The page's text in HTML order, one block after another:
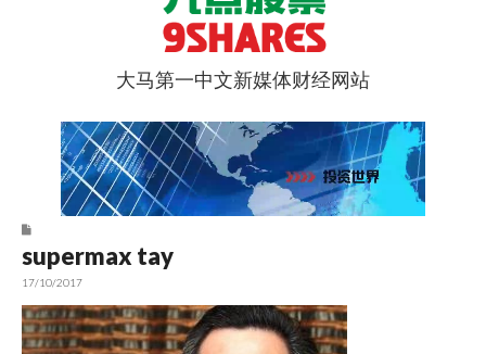
9点股票
大马第一中文新媒体财经网站
supermax tay
17/10/2017